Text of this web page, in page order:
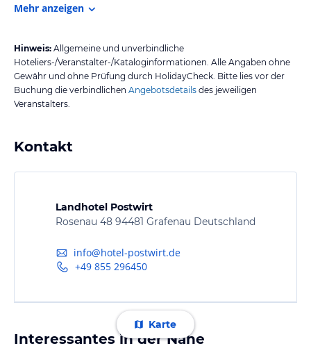
Mehr anzeigen
Hinweis: Allgemeine und unverbindliche
Hoteliers-/Veranstalter-/Kataloginformationen. Alle Angaben ohne
Gewähr und ohne Prüfung durch HolidayCheck. Bitte lies vor der
Buchung die verbindlichen Angebotsdetails des jeweiligen
Veranstalters.
Kontakt
Landhotel Postwirt
Rosenau 48 94481 Grafenau Deutschland
info@hotel-postwirt.de
+49 855 296450
Karte
Interessantes in der Nähe